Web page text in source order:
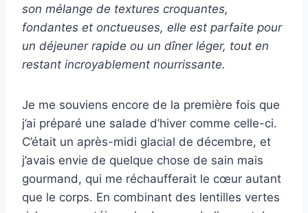
son mélange de textures croquantes,
fondantes et onctueuses, elle est parfaite pour
un déjeuner rapide ou un dîner léger, tout en
restant incroyablement nourrissante.
Je me souviens encore de la première fois que
j’ai préparé une salade d’hiver comme celle-ci.
C’était un après-midi glacial de décembre, et
j’avais envie de quelque chose de sain mais
gourmand, qui me réchaufferait le cœur autant
que le corps. En combinant des lentilles vertes